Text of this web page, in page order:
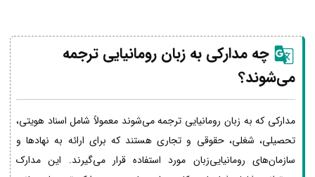
چه مدارکی به زبان رومانیایی ترجمه
می‌شوند؟
مدارکی که به زبان رومانیایی ترجمه می‌شوند معمولاً شامل اسناد هویتی،
تحصیلی، شغلی، حقوقی و تجاری هستند که برای ارائه به نهادها و
سازمان‌های رومانیایی‌زبان مورد استفاده قرار می‌گیرند. این مدارک